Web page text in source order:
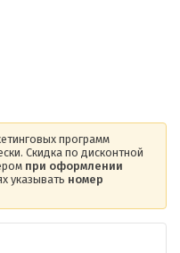
программ
Скидка по дисконтной
при оформлении
указывать номер